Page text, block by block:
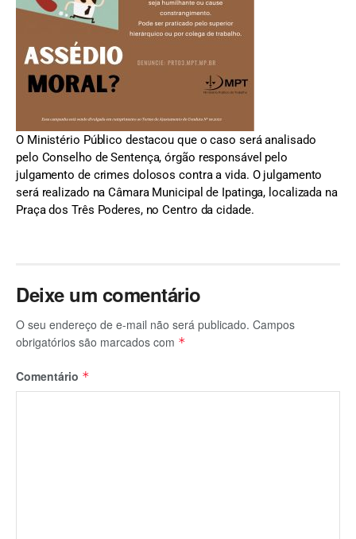
O Ministério Público destacou que o caso será analisado
pelo Conselho de Sentença, órgão responsável pelo
julgamento de crimes dolosos contra a vida. O julgamento
será realizado na Câmara Municipal de Ipatinga, localizada na
Praça dos Três Poderes, no Centro da cidade.
Deixe um comentário
O seu endereço de e-mail não será publicado. Campos
obrigatórios são marcados com *
Comentário *